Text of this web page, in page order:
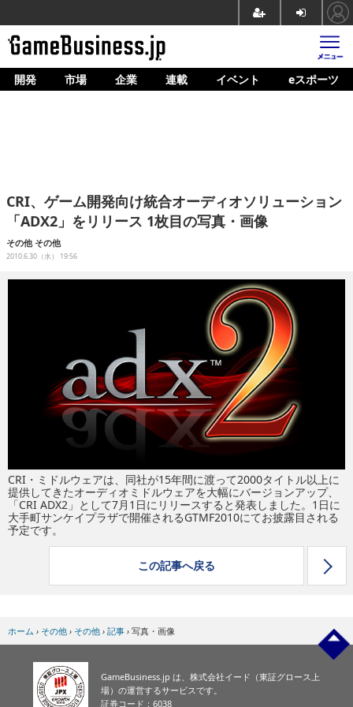
ホーム
企業動向
人材育成
開発 市場 企業 連載 イベント eスポーツ
CRI、ゲーム開発向け統合オーディオソリューション
「ADX2」をリリース 1枚目の写真・画像
その他 その他
2010.6.30（水） 19:56
CRI・ミドルウェアは、同社が15年間に渡って2000タイトル以上に
提供してきたオーディオミドルウェアを大幅にバージョンアップ、
「CRI ADX2」として7月1日にリリースすると発表しました。1日に
大手町サンケイプラザで開催されるGTMF2010にてお披露目される
予定です。
この記事へ戻る
ホーム › その他 › その他 › 記事 › 写真・画像
GameBusiness.jp は、株式会社イード（東証グロース上
場）の運営するサービスです。
証券コード：6038